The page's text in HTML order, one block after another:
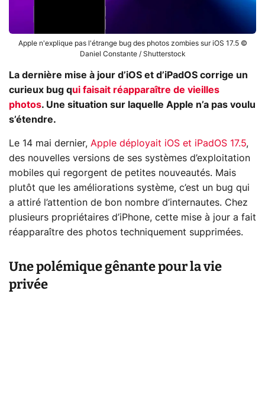
Apple n'explique pas l'étrange bug des photos zombies sur iOS 17.5 ©
Daniel Constante / Shutterstock
La dernière mise à jour d’iOS et d’iPadOS corrige un
curieux bug qui faisait réapparaître de vieilles
photos. Une situation sur laquelle Apple n’a pas voulu
s’étendre.
Le 14 mai dernier, Apple déployait iOS et iPadOS 17.5,
des nouvelles versions de ses systèmes d’exploitation
mobiles qui regorgent de petites nouveautés. Mais
plutôt que les améliorations système, c’est un bug qui
a attiré l’attention de bon nombre d’internautes. Chez
plusieurs propriétaires d’iPhone, cette mise à jour a fait
réapparaître des photos techniquement supprimées.
Une polémique gênante pour la vie
privée